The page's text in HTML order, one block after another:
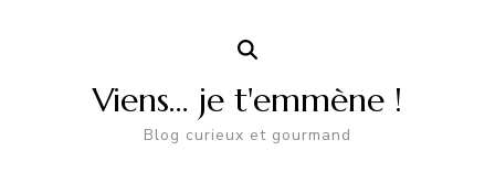
Viens… je t'emmène !
Blog curieux et gourmand